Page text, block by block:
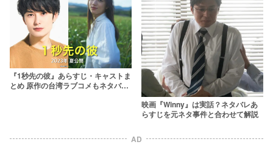
『1秒先の彼』あらすじ・キャストま
とめ 原作の台湾ラブコメもネタバレ
映画『Winny』は実話？ネタバレあ
らすじを元ネタ事件と合わせて解説
AD